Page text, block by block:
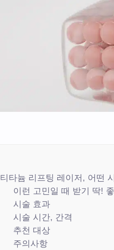
티타늄 리프팅 레이저, 어떤
이런 고민일 때 받기 딱!
시술 효과
시술 시간, 간격
추천 대상
주의사항